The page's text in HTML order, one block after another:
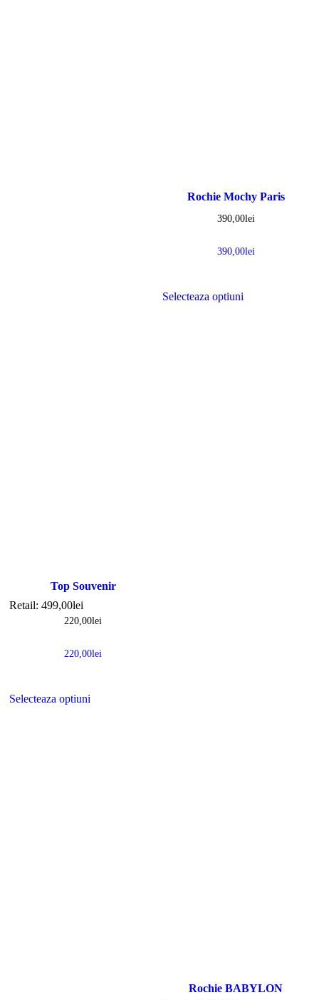
Rochie Mochy Paris
390,00lei
390,00lei
Selecteaza optiuni
Top Souvenir
Retail: 499,00lei
220,00lei
220,00lei
Selecteaza optiuni
Rochie BABYLON